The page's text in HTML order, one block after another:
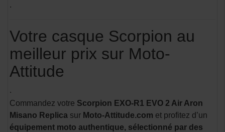
.
Votre casque Scorpion au
meilleur prix sur Moto-
Attitude
.
Commandez votre Scorpion EXO-R1 EVO 2 Air Aron
Misano Replica sur Moto-Attitude.com et profitez d’un
équipement moto authentique, sélectionné par des